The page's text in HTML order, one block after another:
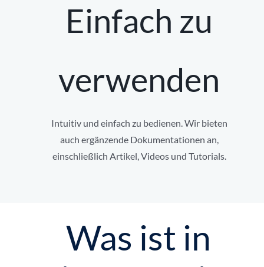
Einfach zu
verwenden
Intuitiv und einfach zu bedienen. Wir bieten
auch ergänzende Dokumentationen an,
einschließlich Artikel, Videos und Tutorials.
Was ist in